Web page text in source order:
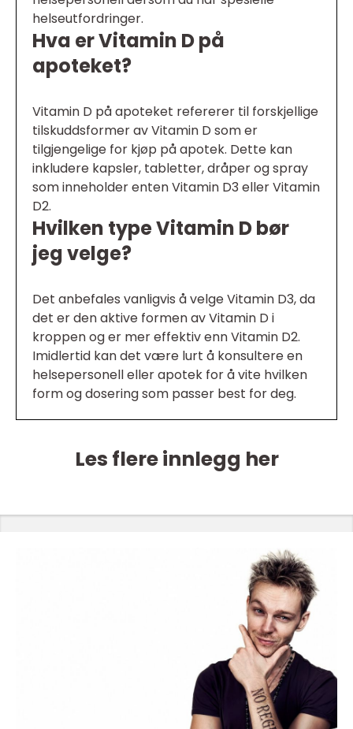
helseutfordringer.
Hva er Vitamin D på
apoteket?
Vitamin D på apoteket refererer til forskjellige
tilskuddsformer av Vitamin D som er
tilgjengelige for kjøp på apotek. Dette kan
inkludere kapsler, tabletter, dråper og spray
som inneholder enten Vitamin D3 eller Vitamin
D2.
Hvilken type Vitamin D bør
jeg velge?
Det anbefales vanligvis å velge Vitamin D3, da
det er den aktive formen av Vitamin D i
kroppen og er mer effektiv enn Vitamin D2.
Imidlertid kan det være lurt å konsultere en
helsepersonell eller apotek for å vite hvilken
form og dosering som passer best for deg.
Les flere innlegg her